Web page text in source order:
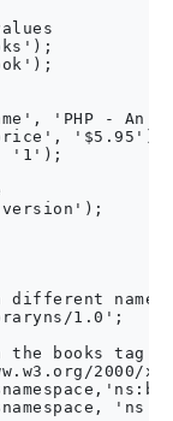
'PHP -
'$5.95');
'1');
1.0';
the books tag
2000/